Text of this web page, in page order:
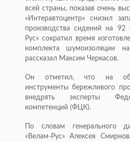
всей страны, показав очень
«Интеравтоцентр» снизил
производства сидений на 92
Рус» сократил время
комплекта шумоизоляции
рассказал Максим Черкасов.
Он отметил, что на
инструменты бережливого
внедрять эксперты
компетенций (ФЦК).
По словам генерального
«Велам-Рус» Алексея